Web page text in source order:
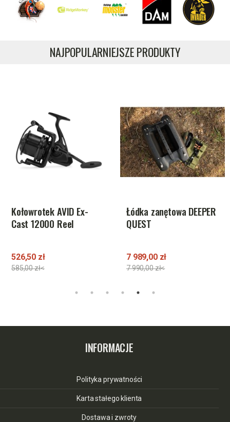
NAJPOPULARNIEJSZE PRODUKTY
Kołowrotek AVID Ex-
Cast 12000 Reel
526,50 zł
585,00 zł<
Łódka zanętowa DEEPER
QUEST
7 989,00 zł
7 990,00 zł<
INFORMACJE
Polityka prywatności
Karta stałego klienta
Dostawa i zwroty